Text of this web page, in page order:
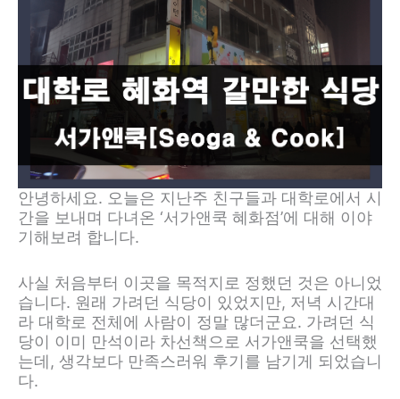
안녕하세요. 오늘은 지난주 친구들과 대학로에서 시
간을 보내며 다녀온 ‘서가앤쿡 혜화점’에 대해 이야
기해보려 합니다.
사실 처음부터 이곳을 목적지로 정했던 것은 아니었
습니다. 원래 가려던 식당이 있었지만, 저녁 시간대
라 대학로 전체에 사람이 정말 많더군요. 가려던 식
당이 이미 만석이라 차선책으로 서가앤쿡을 선택했
는데, 생각보다 만족스러워 후기를 남기게 되었습니
다.